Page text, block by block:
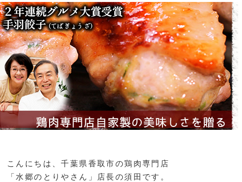
こんにちは、千葉県香取市の鶏肉専門店
「水郷のとりやさん」店長の須田です。